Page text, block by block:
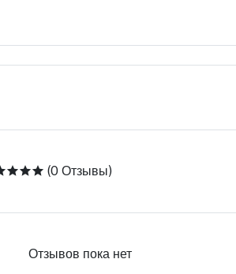
(0 Отзывы)
Отзывов пока нет